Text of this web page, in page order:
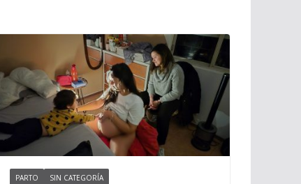
PARTO SIN CATEGORÍA